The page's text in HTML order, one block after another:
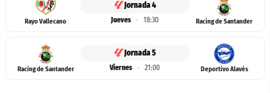
Rayo Vallecano
Jornada 4
Jueves · 18:30 Racing de Santander
Racing de Santander
Jornada 5
Viernes · 21:00 Deportivo Alavés